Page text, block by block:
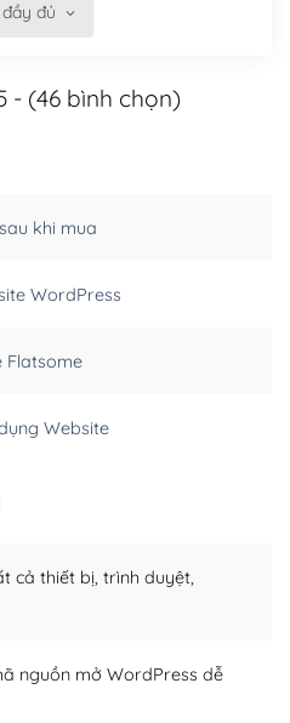
thân thiện với SEO vì
đối với các công cụ tìm
chóng. Với kho Theme
việc thực hiện các thiết kế
bản với một theme được
đổi. Nếu không bạn có thể
đủ
- (46 bình chọn)
khi mua
WordPress
Flatsome
Website
cả thiết bị, trình duyệt,
nguồn mở WordPress dễ